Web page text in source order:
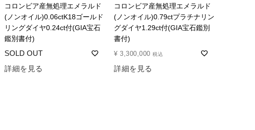
コロンビア産無処理エメラルド
(ノンオイル)0.06ctK18ゴールド
リングダイヤ0.24ct付(GIA宝石
鑑別書付)
詳細を見る
コロンビア産無処理エメラルド
(ノンオイル)0.79ctプラチナリン
グダイヤ1.29ct付(GIA宝石鑑別
書付)
¥ 3,300,000 税込
詳細を見る